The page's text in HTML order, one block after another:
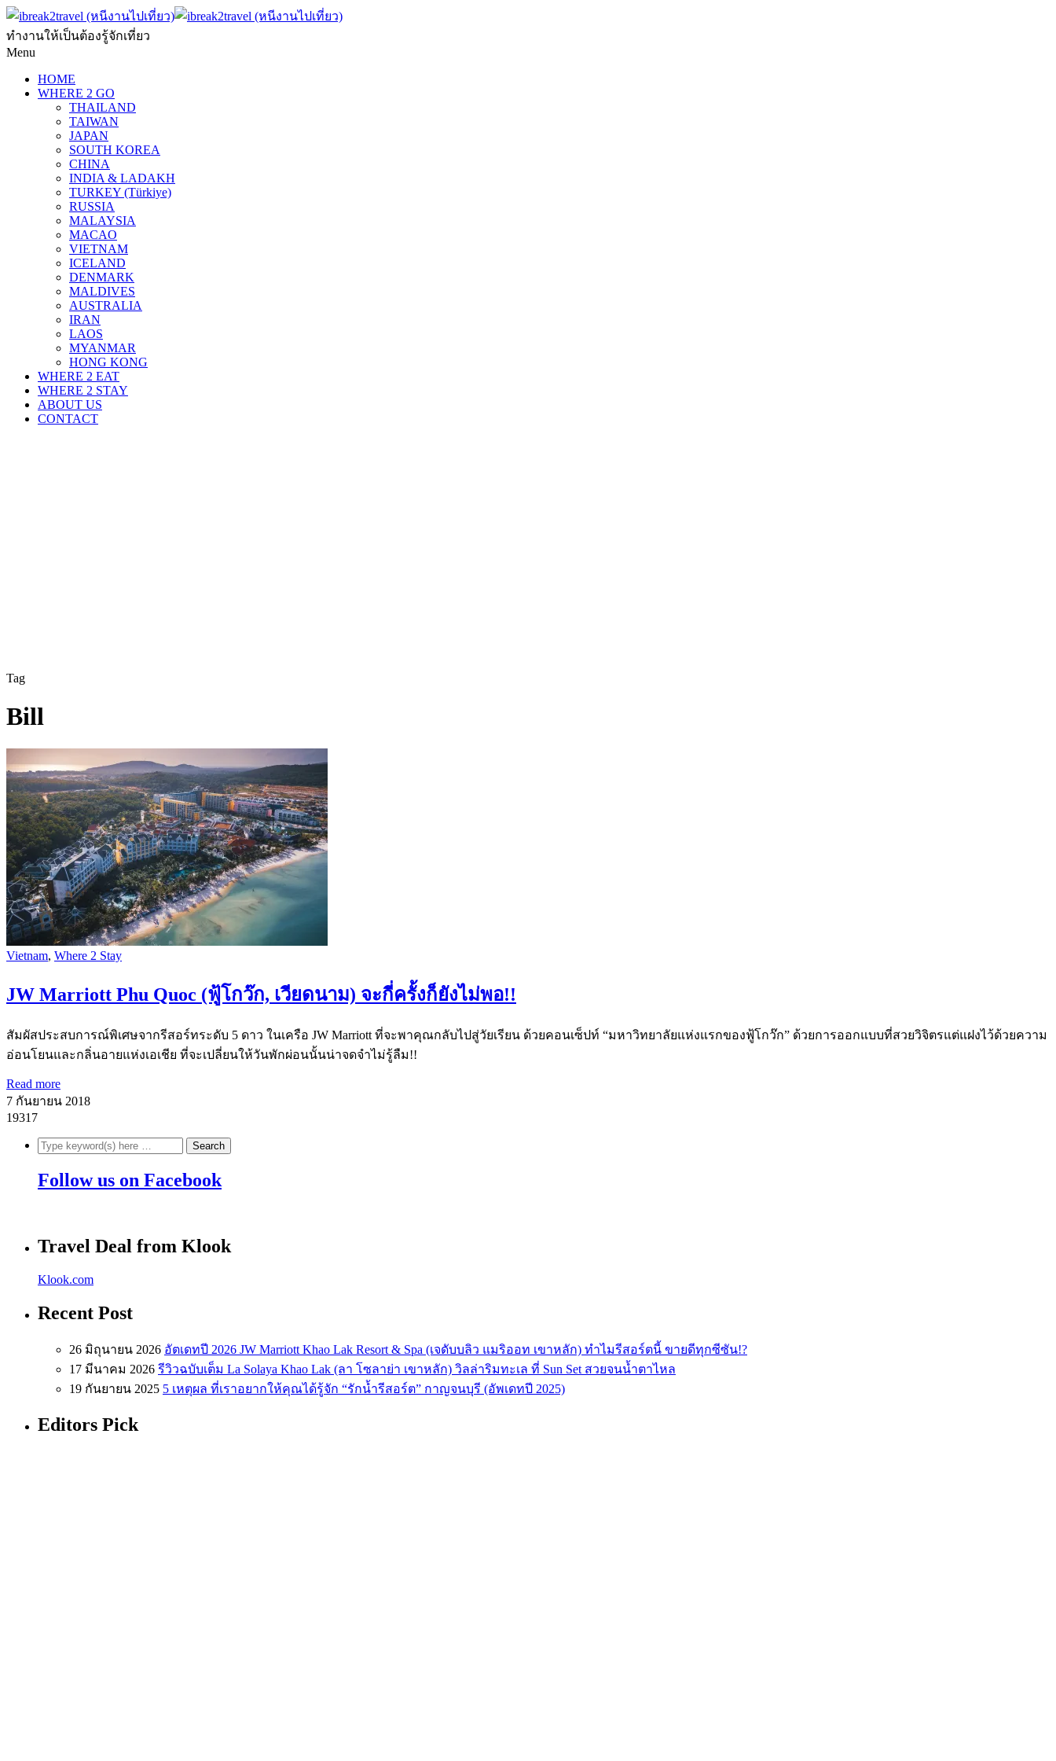
ทำงานให้เป็นต้องรู้จักเที่ยว
Menu
HOME
WHERE 2 GO
THAILAND
TAIWAN
JAPAN
SOUTH KOREA
CHINA
INDIA & LADAKH
TURKEY (Türkiye)
RUSSIA
MALAYSIA
MACAO
VIETNAM
ICELAND
DENMARK
MALDIVES
AUSTRALIA
IRAN
LAOS
MYANMAR
HONG KONG
WHERE 2 EAT
WHERE 2 STAY
ABOUT US
CONTACT
Tag
Bill
Vietnam, Where 2 Stay
JW Marriott Phu Quoc (ฟู้โกว๊ก, เวียดนาม) จะกี่ครั้งก็ยังไม่พอ!!
สัมผัสประสบการณ์พิเศษจากรีสอร์ทระดับ 5 ดาว ในเครือ JW Marriott ที่จะพาคุณกลับไปสู่วัยเรียน ด้วยคอนเซ็ปท์ “มหาวิทยาลัยแห่งแรกของฟู้โกว๊ก” ด้วยการออกแบบที่สวยวิจิตรแต่แฝงไว้ด้วยความ
อ่อนโยนและกลิ่นอายแห่งเอเชีย ที่จะเปลี่ยนให้วันพักผ่อนนั้นน่าจดจำไม่รู้ลืม!!
Read more
7 กันยายน 2018
19317
Follow us on Facebook
Travel Deal from Klook
Klook.com
Recent Post
26 มิถุนายน 2026 อัตเดทปี 2026 JW Marriott Khao Lak Resort & Spa (เจดับบลิว แมริออท เขาหลัก) ทำไมรีสอร์ตนี้ ขายดีทุกซีซัน!?
17 มีนาคม 2026 รีวิวฉบับเต็ม La Solaya Khao Lak (ลา โซลาย่า เขาหลัก) วิลล่าริมทะเล ที่ Sun Set สวยจนน้ำตาไหล
19 กันยายน 2025 5 เหตุผล ที่เราอยากให้คุณได้รู้จัก “รักน้ำรีสอร์ต” กาญจนบุรี (อัพเดทปี 2025)
Editors Pick